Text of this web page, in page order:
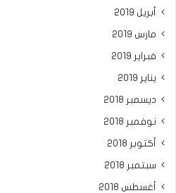
أبريل 2019
مارس 2019
فبراير 2019
يناير 2019
ديسمبر 2018
نوفمبر 2018
أكتوبر 2018
سبتمبر 2018
أغسطس 2018